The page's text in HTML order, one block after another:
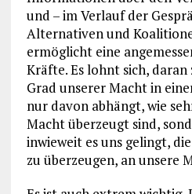
und – im Verlauf der
Alternativen und
ermöglicht eine
Kräfte. Es lohnt sich, daran
Grad unserer Macht in
nur davon abhängt, wie
Macht überzeugt sind,
inwieweit es uns gelingt,
zu überzeugen, an unsere